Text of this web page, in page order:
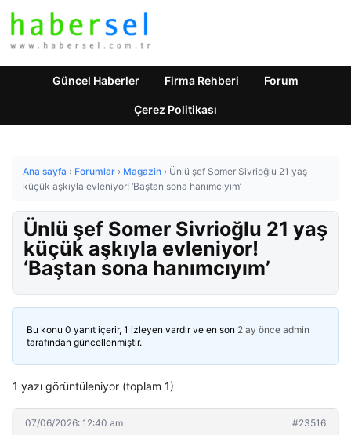
Güncel Haberler Firma Rehberi Forum
Çerez Politikası
Ana sayfa › Forumlar › Magazin › Ünlü şef Somer Sivrioğlu 21 yaş
küçük aşkıyla evleniyor! ‘Baştan sona hanımcıyım’
Ünlü şef Somer Sivrioğlu 21 yaş
küçük aşkıyla evleniyor!
‘Baştan sona hanımcıyım’
Bu konu 0 yanıt içerir, 1 izleyen vardır ve en son 2 ay önce admin
tarafından güncellenmiştir.
1 yazı görüntüleniyor (toplam 1)
07/06/2026: 12:40 am #23516